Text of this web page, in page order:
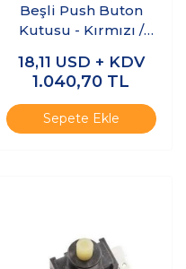
Beşli Push Buton
Kutusu - Kırmızı /
Beyaz
18,11 USD + KDV
1.040,70 TL
Sepete Ekle